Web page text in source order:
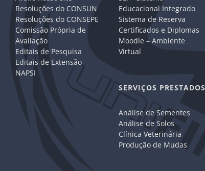
Resoluções do CONSUN
Resoluções do CONSEPE
Comissão Própria de
Avaliação
Editais de Pesquisa
Editais de Extensão
NAPSI
Educacional Integrado
Sistema de Reserva
Certificados e Diplomas
Moodle – Ambiente
Virtual
SERVIÇOS PRESTADOS
Análise de Sementes
Análise de Solos
Clínica Veterinária
Produção de Mudas